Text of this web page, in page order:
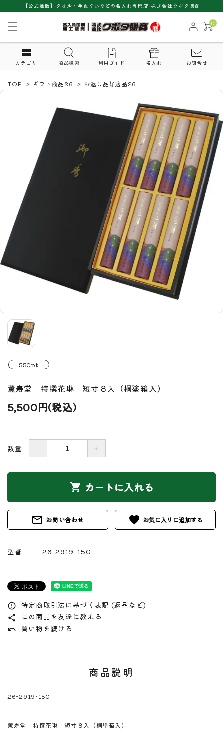
【公式通販】タオル・手ぬぐいなどの名入れ専門店 株式会社クボタ贈商
0
カテゴリ 商品検索 利用ガイド 名入れ お問合せ
TOP > ギフト商品26 > お返し品好適品26
550pt
薫寿堂 特撰花琳 短寸８入（桐塗箱入）
5,500円(税込)
数量 － ＋
shopping_cart カートに入れる
mail_outline お問い合わせ favorite
型番: 26-2919-150
error_outline 特定商取引法に基づく表記 (返品など)
share この商品を友達に教える
undo 買い物を続ける
商品説明
26-2919-150
薫寿堂 特撰花琳 短寸８入（桐塗箱入）